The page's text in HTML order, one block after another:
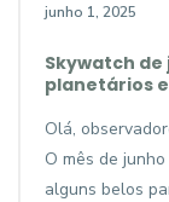
junho 1, 2025
Skywatch
planetários
Olá,
O mês de
alguns belos